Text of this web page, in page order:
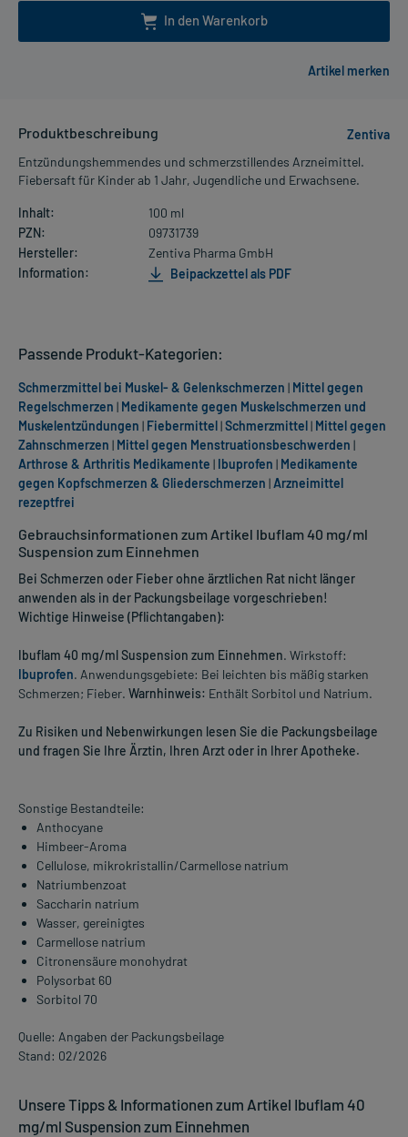
In den Warenkorb
Produktbeschreibung
Zentiva
Entzündungshemmendes und schmerzstillendes Arzneimittel.
Fiebersaft für Kinder ab 1 Jahr, Jugendliche und Erwachsene.
Inhalt:
100 ml
PZN:
09731739
Hersteller:
Zentiva Pharma GmbH
Information:
Beipackzettel als PDF
Gebrauchsinformationen zum Artikel Ibuflam 40 mg/ml
Suspension zum Einnehmen
Bei Schmerzen oder Fieber ohne ärztlichen Rat nicht länger
anwenden als in der Packungsbeilage vorgeschrieben!
Wichtige Hinweise (Pflichtangaben):
Ibuflam 40 mg/ml Suspension zum Einnehmen. Wirkstoff:
Ibuprofen. Anwendungsgebiete: Bei leichten bis mäßig starken
Schmerzen; Fieber. Warnhinweis: Enthält Sorbitol und Natrium.
Zu Risiken und Nebenwirkungen lesen Sie die Packungsbeilage
und fragen Sie Ihre Ärztin, Ihren Arzt oder in Ihrer Apotheke.
Sonstige Bestandteile:
Anthocyane
Himbeer-Aroma
Cellulose, mikrokristallin/Carmellose natrium
Natriumbenzoat
Saccharin natrium
Wasser, gereinigtes
Carmellose natrium
Citronensäure monohydrat
Polysorbat 60
Sorbitol 70
Quelle: Angaben der Packungsbeilage
Stand: 02/2026
Unsere Tipps & Informationen zum Artikel Ibuflam 40
mg/ml Suspension zum Einnehmen
Passende Produkt-Kategorien:
Schmerzmittel bei Muskel- & Gelenkschmerzen | Mittel gegen
Regelschmerzen | Medikamente gegen Muskelschmerzen und
Muskelentzündungen | Fiebermittel|Schmerzmittel| Mittel gegen
Zahnschmerzen | Mittel gegen Menstruationsbeschwerden |
Arthrose & Arthritis Medikamente | Ibuprofen | Medikamente
gegen Kopfschmerzen & Gliederschmerzen |Arzneimittel
rezeptfrei